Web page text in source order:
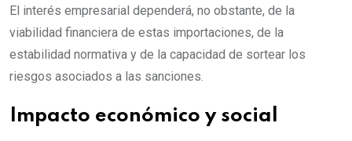
El interés empresarial dependerá, no obstante, de la
viabilidad financiera de estas importaciones, de la
estabilidad normativa y de la capacidad de sortear los
riesgos asociados a las sanciones.
Impacto económico y social